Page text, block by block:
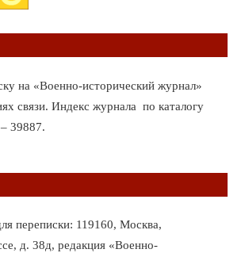
на «Военно-исторический журнал»
связи. Индекс журнала по каталогу
39887.
переписки: 119160, Москва,
д. 38д, редакция «Военно-